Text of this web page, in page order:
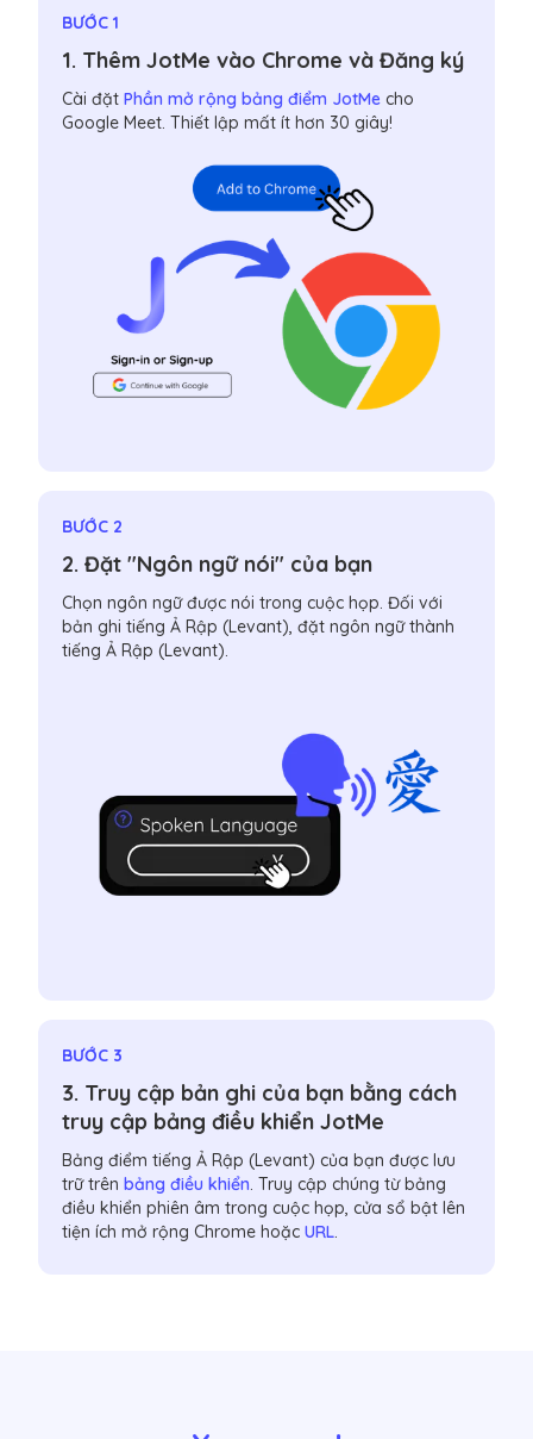
BƯỚC 1
1. Thêm JotMe vào Chrome và Đăng ký
Cài đặtPhần mở rộng bảng điểm JotMe cho
Google Meet. Thiết lập mất ít hơn 30 giây!
BƯỚC 2
2. Đặt "Ngôn ngữ nói" của bạn
Chọn ngôn ngữ được nói trong cuộc họp. Đối với
bản ghi tiếng Ả Rập (Levant), đặt ngôn ngữ thành
tiếng Ả Rập (Levant).
BƯỚC 3
3. Truy cập bản ghi của bạn bằng cách
truy cập bảng điều khiển JotMe
Bảng điểm tiếng Ả Rập (Levant) của bạn được lưu
trữ trênbảng điều khiển. Truy cập chúng từ bảng
điều khiển phiên âm trong cuộc họp, cửa sổ bật lên
tiện ích mở rộng Chrome hoặcURL.